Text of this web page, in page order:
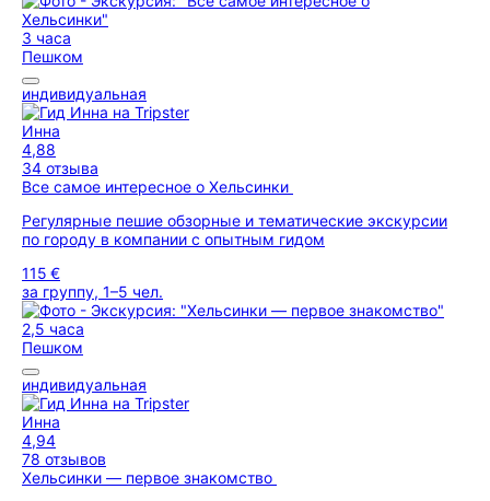
3 часа
Пешком
индивидуальная
Инна
4,88
34 отзыва
Все самое интересное о Хельсинки
Pегулярные пешие обзорные и тематические экскурсии
по городу в компании с опытным гидом
115 €
за группу, 1–5 чел.
2,5 часа
Пешком
индивидуальная
Инна
4,94
78 отзывов
Хельсинки — первое знакомство